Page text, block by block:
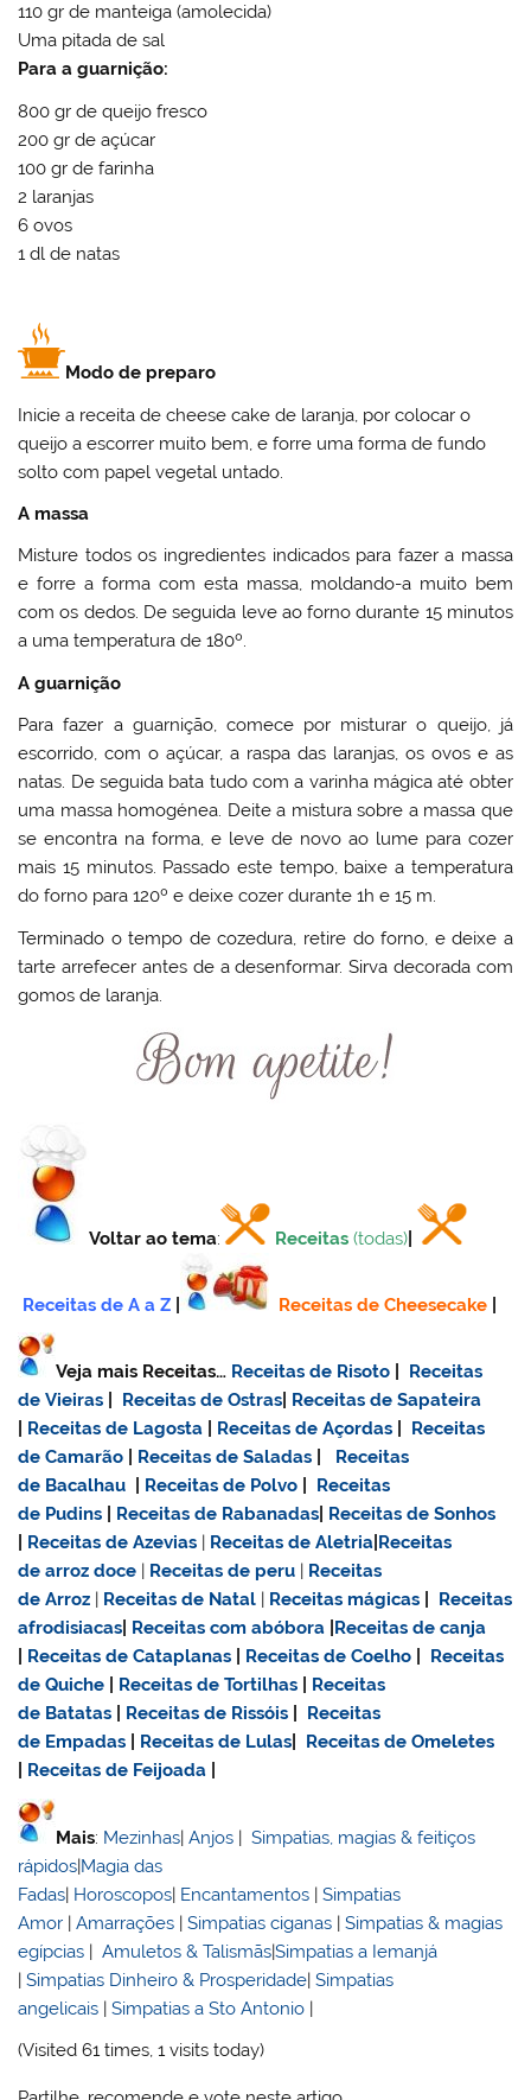
110 gr de manteiga (amolecida)
Uma pitada de sal
Para a guarnição:
800 gr de queijo fresco
200 gr de açúcar
100 gr de farinha
2 laranjas
6 ovos
1 dl de natas
Modo de preparo
Inicie a receita de cheese cake de laranja, por colocar o
queijo a escorrer muito bem, e forre uma forma de fundo
solto com papel vegetal untado.
A massa
Misture todos os ingredientes indicados para fazer a massa
e forre a forma com esta massa, moldando-a muito bem
com os dedos. De seguida leve ao forno durante 15 minutos
a uma temperatura de 180º.
A guarnição
Para fazer a guarnição, comece por misturar o queijo, já
escorrido, com o açúcar, a raspa das laranjas, os ovos e as
natas. De seguida bata tudo com a varinha mágica até obter
uma massa homogénea. Deite a mistura sobre a massa que
se encontra na forma, e leve de novo ao lume para cozer
mais 15 minutos. Passado este tempo, baixe a temperatura
do forno para 120º e deixe cozer durante 1h e 15 m.
Terminado o tempo de cozedura, retire do forno, e deixe a
tarte arrefecer antes de a desenformar. Sirva decorada com
gomos de laranja.
Voltar ao tema: Receitas (todas)
Receitas de A a Z Receitas de Cheesecake
Veja mais Receitas… Receitas de Risoto
Receitas
de Vieiras
Receitas de Ostras
Receitas de Sapateira
Receitas de Lagosta Receitas de Açordas
Receitas
de Camarão
Receitas de Saladas
Receitas
de Bacalhau
Receitas de Polvo
Receitas
de Pudins
Receitas de Rabanadas
Receitas de Sonhos
Receitas de Azevias Receitas de Aletria Receitas
dearroz doce Receitas de peru
Receitas
de Arroz
Receitas de Natal Receitas mágicas
Receitas
afrodisiacas
Receitas com abóbora
Receitas de canja
Receitas de Cataplanas Receitas de Coelho
Receitas
de Quiche
Receitas de Tortilhas
Receitas
de Batatas
Receitas de Rissóis
Receitas
de Empadas
Receitas de Lulas
Receitas de Omeletes
Receitas de Feijoada
Mais: Mezinhas|Anjos |Simpatias, magias & feitiços
rápidos|Magia das
Fadas| Horoscopos| Encantamentos |Simpatias
Amor |Amarrações |Simpatias ciganas |Simpatias & magias
egípcias |Amuletos & Talismãs|Simpatias a Iemanjá
|Simpatias Dinheiro & Prosperidade|Simpatias
angelicais |Simpatias a Sto Antonio |
(Visited 61 times, 1 visits today)